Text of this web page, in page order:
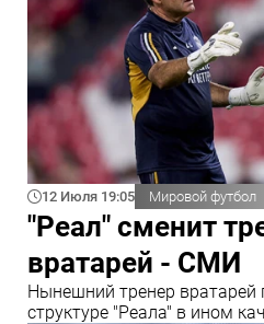
12 Июля 19:05 Мировой футбол
"Реал" сменит
вратарей - СМИ
Нынешний тренер вратарей
структуре "Реала" в ином